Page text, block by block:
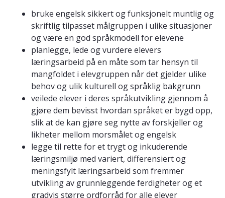
bruke engelsk sikkert og funksjonelt muntlig og
skriftlig tilpasset målgruppen i ulike situasjoner
og være en god språkmodell for elevene
planlegge, lede og vurdere elevers
læringsarbeid på en måte som tar hensyn til
mangfoldet i elevgruppen når det gjelder ulike
behov og ulik kulturell og språklig bakgrunn
veilede elever i deres språkutvikling gjennom å
gjøre dem bevisst hvordan språket er bygd opp,
slik at de kan gjøre seg nytte av forskjeller og
likheter mellom morsmålet og engelsk
legge til rette for et trygt og inkuderende
læringsmiljø med variert, differensiert og
meningsfylt læringsarbeid som fremmer
utvikling av grunnleggende ferdigheter og et
gradvis større ordforråd for alle elever